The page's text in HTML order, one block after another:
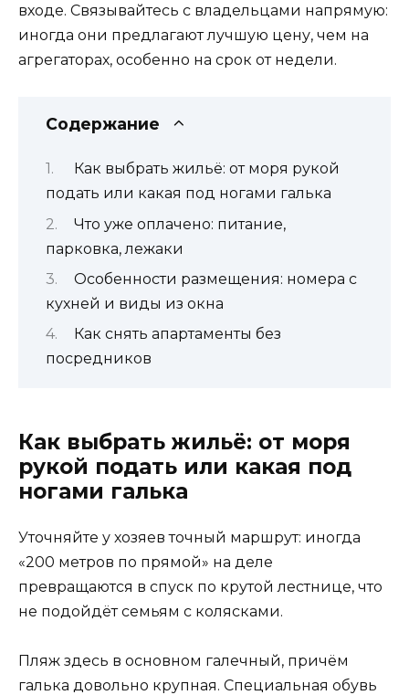
входе. Связывайтесь с владельцами напрямую:
иногда они предлагают лучшую цену, чем на
агрегаторах, особенно на срок от недели.
Содержание
Как выбрать жильё: от моря рукой
подать или какая под ногами галька
Что уже оплачено: питание,
парковка, лежаки
Особенности размещения: номера с
кухней и виды из окна
Как снять апартаменты без
посредников
Как выбрать жильё: от моря
рукой подать или какая под
ногами галька
Уточняйте у хозяев точный маршрут: иногда
«200 метров по прямой» на деле
превращаются в спуск по крутой лестнице, что
не подойдёт семьям с колясками.
Пляж здесь в основном галечный, причём
галька довольно крупная. Специальная обувь